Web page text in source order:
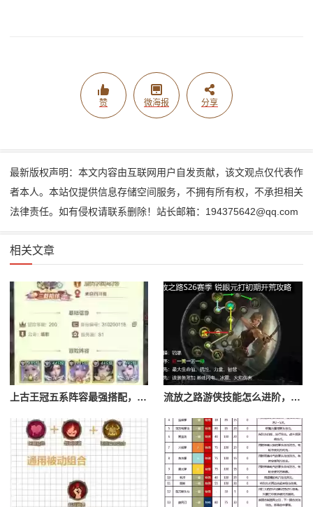
赞 微海报 分享
最新版权声明：本文内容由互联网用户自发贡献，该文观点仅代表作
者本人。本站仅提供信息存储空间服务，不拥有所有权，不承担相关
法律责任。如有侵权请联系删除！站长邮箱：194375642@qq.com
相关文章
上古王冠五系阵容最强搭配，上古王冠五星排行 流放之路游侠技能怎么进阶，流放之路游侠技能怎么进阶的